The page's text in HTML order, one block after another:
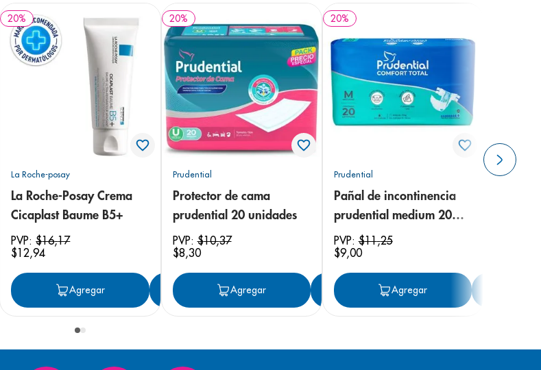
Agregar
20%
La Roche-posay
La Roche-Posay Crema
Cicaplast Baume B5+
PVP:$16,17
$12,94
Agregar Agregar
20%
Prudential
Protector de cama
prudential 20 unidades
PVP:$10,37
$8,30
Agregar Agregar
20%
Prudential
Pañal de incontinencia
prudential medium 20
unidades
PVP:$11,25
$9,00
Agregar